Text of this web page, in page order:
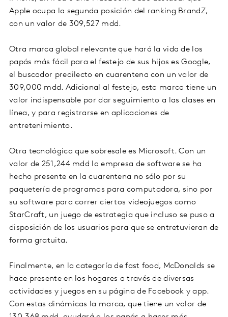
Apple ocupa la segunda posición del ranking BrandZ,
con un valor de 309,527 mdd.
Otra marca global relevante que hará la vida de los
papás más fácil para el festejo de sus hijos es Google,
el buscador predilecto en cuarentena con un valor de
309,000 mdd. Adicional al festejo, esta marca tiene un
valor indispensable por dar seguimiento a las clases en
línea, y para registrarse en aplicaciones de
entretenimiento.
Otra tecnológica que sobresale es Microsoft. Con un
valor de 251,244 mdd la empresa de software se ha
hecho presente en la cuarentena no sólo por su
paquetería de programas para computadora, sino por
su software para correr ciertos videojuegos como
StarCraft, un juego de estrategia que incluso se puso a
disposición de los usuarios para que se entretuvieran de
forma gratuita.
Finalmente, en la categoría de fast food, McDonalds se
hace presente en los hogares a través de diversas
actividades y juegos en su página de Facebook y app.
Con estas dinámicas la marca, que tiene un valor de